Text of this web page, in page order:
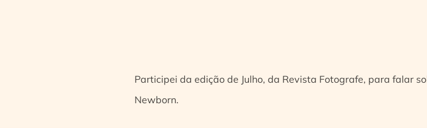
Participei da edição de Julho, da Revista Fotografe, para falar
Newborn.